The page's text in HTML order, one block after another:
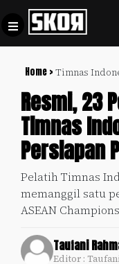
Home > Timnas
Resmi, 23
Timnas
Persiapan
Pelatih Timnas
memanggil satu
ASEAN
Taufani
Editor :
Football +
Culture +
+
Timnas
Indonesia
SKOR
Policy
Pedoman
Pemberitaan
Media
Siber
Disclaimer
Kami